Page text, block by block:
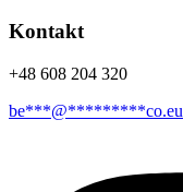
Kontakt
+48 608 204 320
be***@*********co.eu